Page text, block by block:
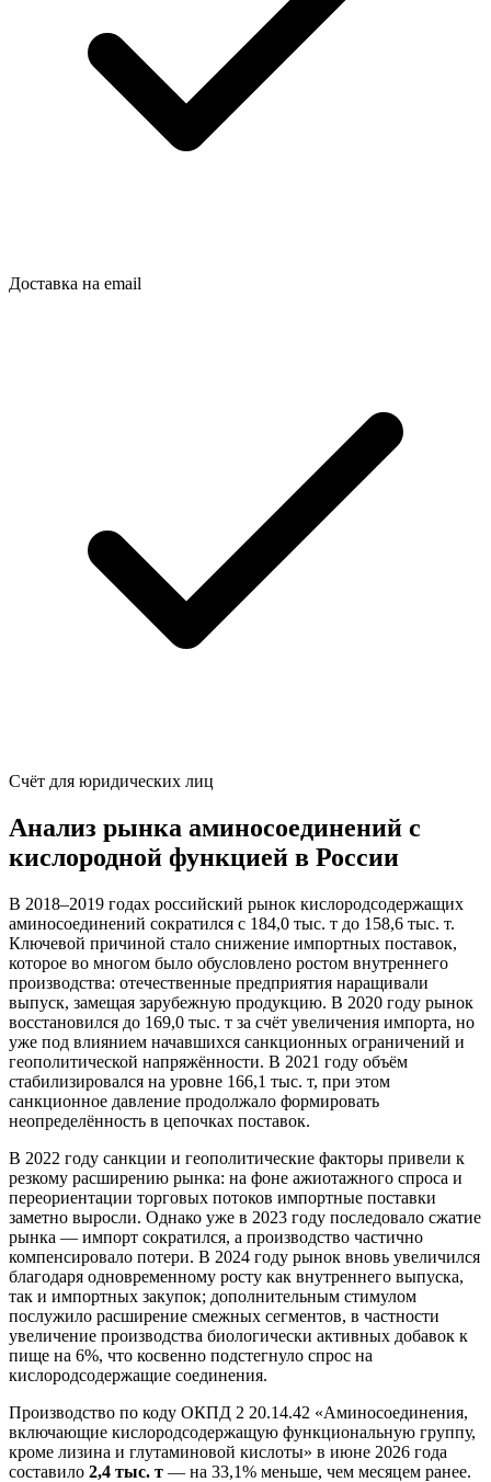
Доставка на email
Счёт для юридических лиц
Анализ рынка аминосоединений с
кислородной функцией в России
В 2018–2019 годах российский рынок кислородсодержащих
аминосоединений сократился с 184,0 тыс. т до 158,6 тыс. т.
Ключевой причиной стало снижение импортных поставок,
которое во многом было обусловлено ростом внутреннего
производства: отечественные предприятия наращивали
выпуск, замещая зарубежную продукцию. В 2020 году рынок
восстановился до 169,0 тыс. т за счёт увеличения импорта, но
уже под влиянием начавшихся санкционных ограничений и
геополитической напряжённости. В 2021 году объём
стабилизировался на уровне 166,1 тыс. т, при этом
санкционное давление продолжало формировать
неопределённость в цепочках поставок.
В 2022 году санкции и геополитические факторы привели к
резкому расширению рынка: на фоне ажиотажного спроса и
переориентации торговых потоков импортные поставки
заметно выросли. Однако уже в 2023 году последовало сжатие
рынка — импорт сократился, а производство частично
компенсировало потери. В 2024 году рынок вновь увеличился
благодаря одновременному росту как внутреннего выпуска,
так и импортных закупок; дополнительным стимулом
послужило расширение смежных сегментов, в частности
увеличение производства биологически активных добавок к
пище на 6%, что косвенно подстегнуло спрос на
кислородсодержащие соединения.
Производство по коду ОКПД 2 20.14.42 «Аминосоединения,
включающие кислородсодержащую функциональную группу,
кроме лизина и глутаминовой кислоты» в июне 2026 года
составило 2,4 тыс. т — на 33,1% меньше, чем месяцем ранее.